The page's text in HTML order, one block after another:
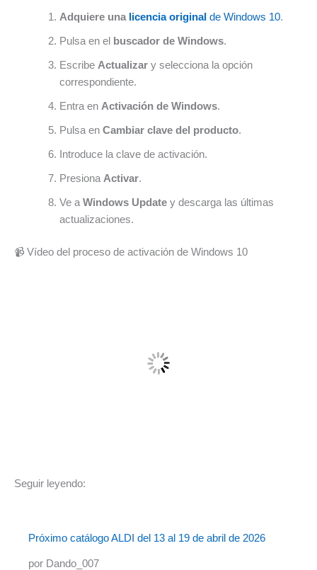
Adquiere una licencia original de Windows 10.
Pulsa en el buscador de Windows.
Escribe Actualizary selecciona la opción
correspondiente.
Entra en Activación de Windows.
Pulsa en Cambiar clave del producto.
Introduce la clave de activación.
PresionaActivar.
Ve aWindows Updatey descarga las últimas
actualizaciones.
📹 Vídeo del proceso de activación de Windows 10
Seguir leyendo:
Próximo catálogo ALDI del 13 al 19 de abril de 2026
por Dando_007